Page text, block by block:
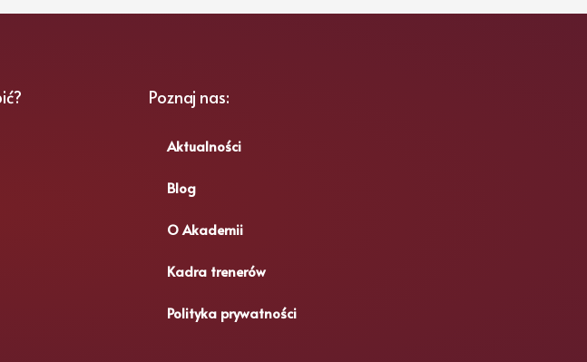
Poznaj nas:
Aktualności
Blog
O Akademii
Kadra trenerów
Polityka prywatności